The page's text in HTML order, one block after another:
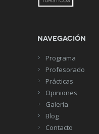
Navegación
Programa
Profesorado
Prácticas
Opiniones
Galería
Blog
Contacto